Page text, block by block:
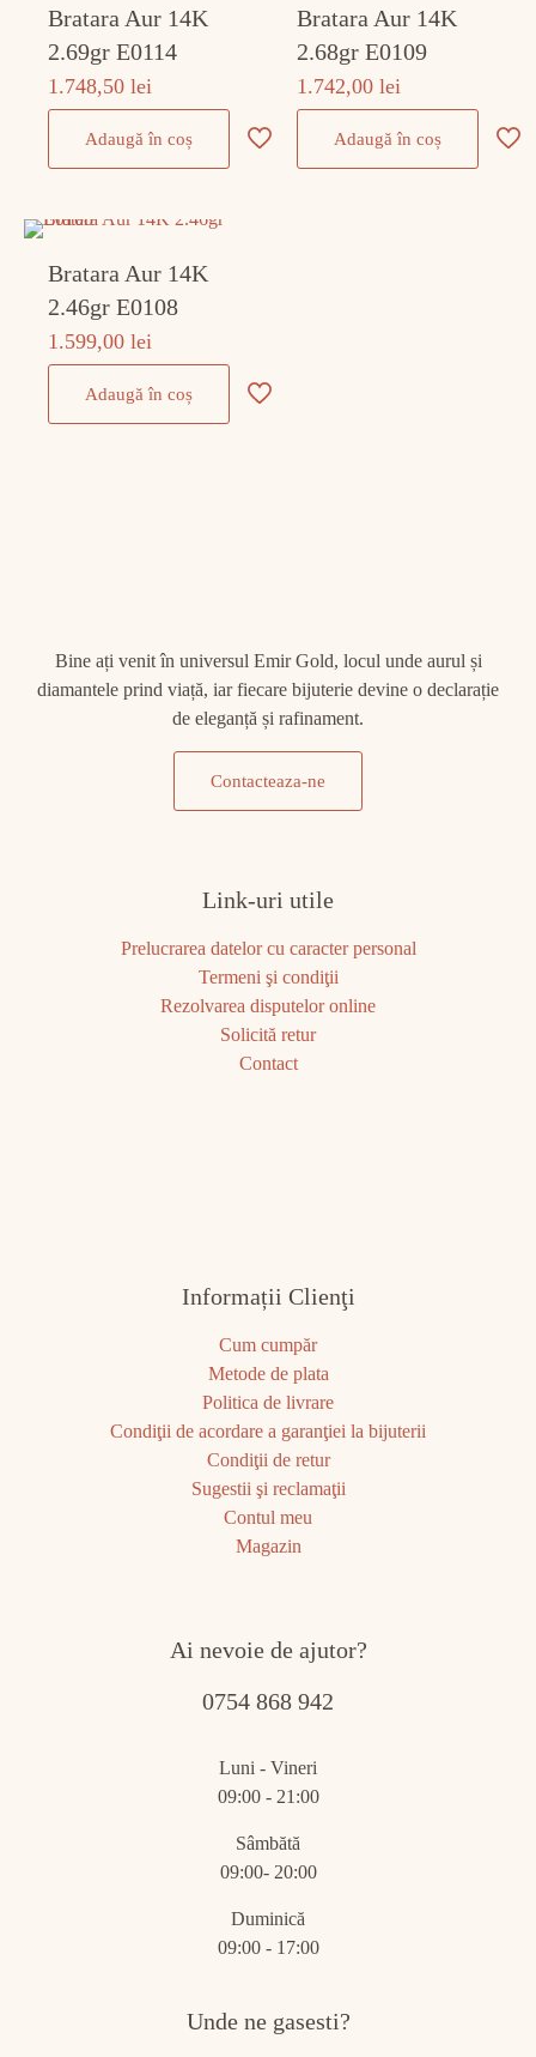
Bratara Aur 14K
2.69gr E0114
1.748,50lei
Adaugă în coș
Bratara Aur 14K
2.68gr E0109
1.742,00lei
Adaugă în coș
Bratara Aur 14K
2.46gr E0108
1.599,00lei
Adaugă în coș
Bine ați venit în universul Emir Gold, locul unde aurul și
diamantele prind viață, iar fiecare bijuterie devine o declarație
de eleganță și rafinament.
Contacteaza-ne
Link-uri utile
Prelucrarea datelor cu caracter personal
Termeni şi condiţii
Rezolvarea disputelor online
Solicită retur
Contact
Informații Clienţi
Cum cumpăr
Metode de plata
Politica de livrare
Condiţii de acordare a garanţiei la bijuterii
Condiţii de retur
Sugestii şi reclamaţii
Contul meu
Magazin
Ai nevoie de ajutor?
0754 868 942
Luni - Vineri
09:00 - 21:00
Sâmbătă
09:00- 20:00
Duminică
09:00 - 17:00
Unde ne gasesti?